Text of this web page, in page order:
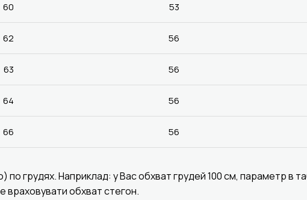
60 53
62 56
63 56
64 56
66 56
грудях. Наприклад: у Вас обхват грудей 100 см, параметр в
враховувати обхват стегон.